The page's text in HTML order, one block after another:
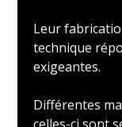
Leur
technique
exigeantes.
Différentes